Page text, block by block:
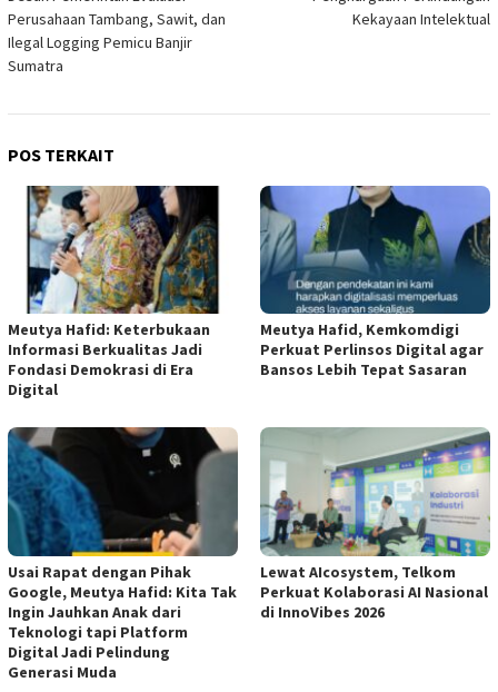
Perusahaan Tambang, Sawit, dan
Ilegal Logging Pemicu Banjir
Sumatra
Kekayaan Intelektual
POS TERKAIT
Meutya Hafid: Keterbukaan
Informasi Berkualitas Jadi
Fondasi Demokrasi di Era
Digital
Meutya Hafid, Kemkomdigi
Perkuat Perlinsos Digital agar
Bansos Lebih Tepat Sasaran
Usai Rapat dengan Pihak
Google, Meutya Hafid: Kita Tak
Ingin Jauhkan Anak dari
Teknologi tapi Platform
Digital Jadi Pelindung
Generasi Muda
Lewat AIcosystem, Telkom
Perkuat Kolaborasi AI Nasional
di InnoVibes 2026